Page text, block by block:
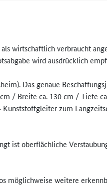
wirtschaftlich verbraucht
wird ausdrücklich
Das genaue
/ Breite ca. 130 cm / Tiefe
zum
ist oberflächliche
möglichweise weitere